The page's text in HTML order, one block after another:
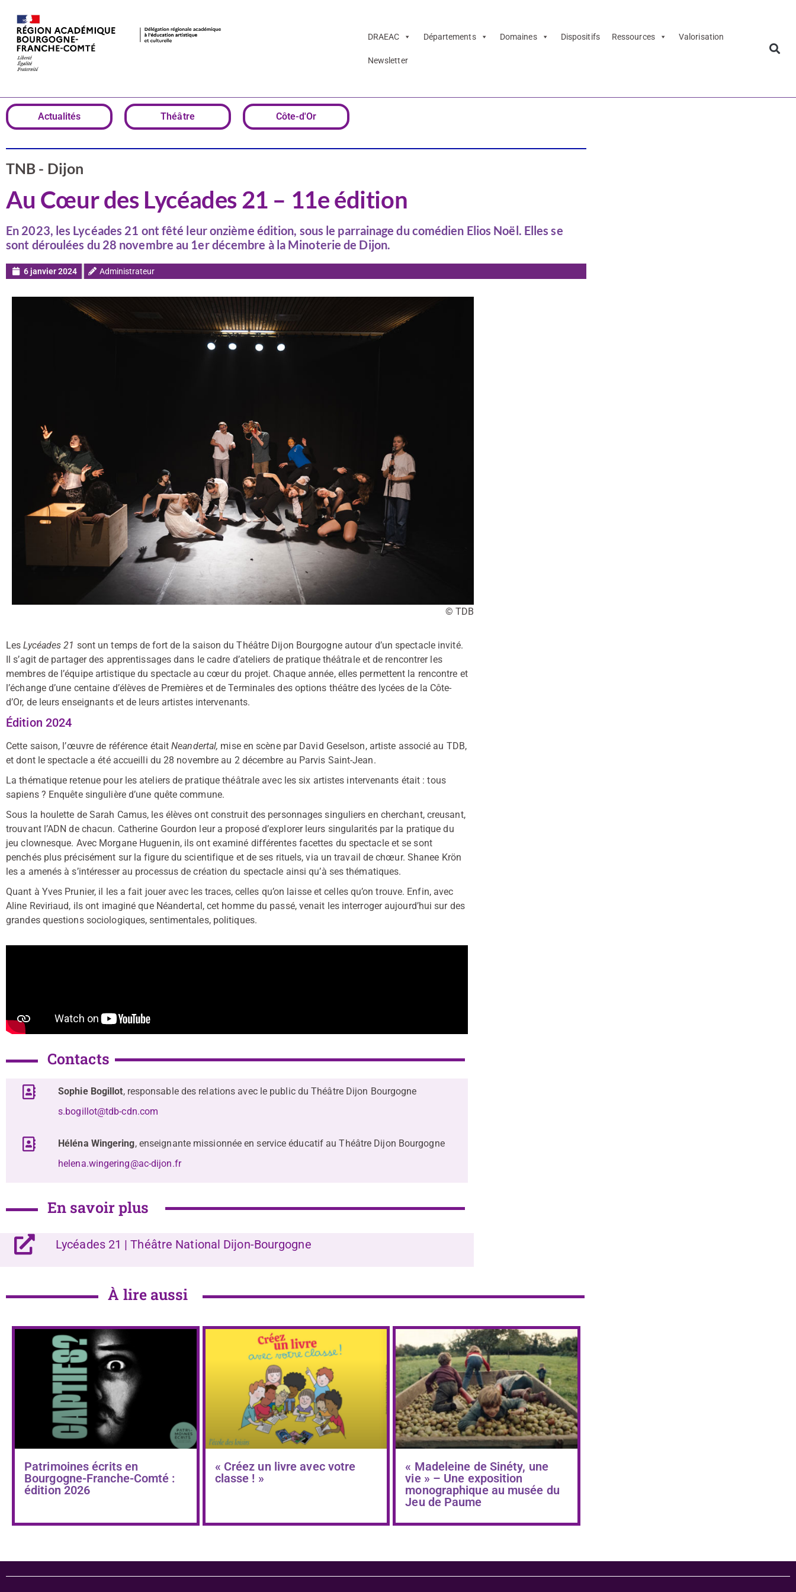
DRAEAC Départements Domaines Dispositifs Ressources Valorisation
Newsletter
Actualités Théâtre Côte-d'Or
TNB - Dijon
Au Cœur des Lycéades 21 – 11e édition
En 2023, les Lycéades 21 ont fêté leur onzième édition, sous le parrainage du comédien Elios Noël. Elles se
sont déroulées du 28 novembre au 1er décembre à la Minoterie de Dijon.
6 janvier 2024 Administrateur
© TDB
LesLycéades 21 sont un temps de fort de la saison du Théâtre Dijon Bourgogne autour d’un spectacle invité.
Il s’agit de partager des apprentissages dans le cadre d’ateliers de pratique théâtrale et de rencontrer les
membres de l’équipe artistique du spectacle au cœur du projet. Chaque année, elles permettent la rencontre et
l’échange d’une centaine d’élèves de Premières et de Terminales des options théâtre des lycées de la Côte-
d’Or, de leurs enseignants et de leurs artistes intervenants.
Édition 2024
Cette saison, l’œuvre de référence étaitNeandertal, mise en scène par David Geselson, artiste associé au TDB,
et dont le spectacle a été accueilli du 28 novembre au 2 décembre au Parvis Saint-Jean.
La thématique retenue pour les ateliers de pratique théâtrale avec les six artistes intervenants était : tous
sapiens ? Enquête singulière d’une quête commune.
Sous la houlette de Sarah Camus, les élèves ont construit des personnages singuliers en cherchant, creusant,
trouvant l’ADN de chacun. Catherine Gourdon leur a proposé d’explorer leurs singularités par la pratique du
jeu clownesque. Avec Morgane Huguenin, ils ont examiné différentes facettes du spectacle et se sont
penchés plus précisément sur la figure du scientifique et de ses rituels, via un travail de chœur. Shanee Krön
les a amenés à s’intéresser au processus de création du spectacle ainsi qu’à ses thématiques.
Quant à Yves Prunier, il les a fait jouer avec les traces, celles qu’on laisse et celles qu’on trouve. Enfin, avec
Aline Reviriaud, ils ont imaginé que Néandertal, cet homme du passé, venait les interroger aujourd’hui sur des
grandes questions sociologiques, sentimentales, politiques.
Contacts
Sophie Bogillot, responsable des relations avec le public du Théâtre Dijon Bourgogne
s.bogillot@tdb-cdn.com
Héléna Wingering, enseignante missionnée en service éducatif au Théâtre Dijon Bourgogne
helena.wingering@ac-dijon.fr
En savoir plus
Lycéades 21 | Théâtre National Dijon-Bourgogne
À lire aussi
Patrimoines écrits en
Bourgogne-Franche-Comté :
édition 2026
« Créez un livre avec votre
classe ! »
« Madeleine de Sinéty, une
vie » – Une exposition
monographique au musée du
Jeu de Paume